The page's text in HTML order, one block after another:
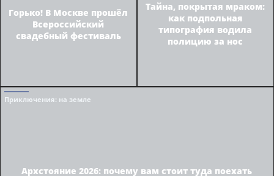
Горько! В Москве прошёл
Всероссийский
свадебный фестиваль
Тайна, покрытая мраком:
как подпольная
типография водила
полицию за нос
Приключения: на земле
Архстояние 2026: почему вам стоит туда поехать